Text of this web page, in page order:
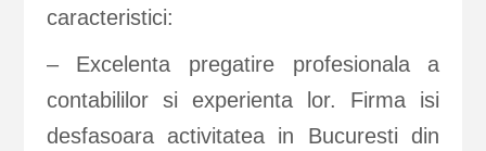
caracteristici:
– Excelenta pregatire profesionala a
contabililor si experienta lor. Firma isi
desfasoara activitatea in Bucuresti din